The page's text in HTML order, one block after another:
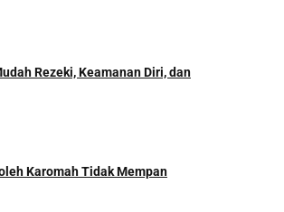
Rezeki, Keamanan Diri, dan
Karomah Tidak Mempan